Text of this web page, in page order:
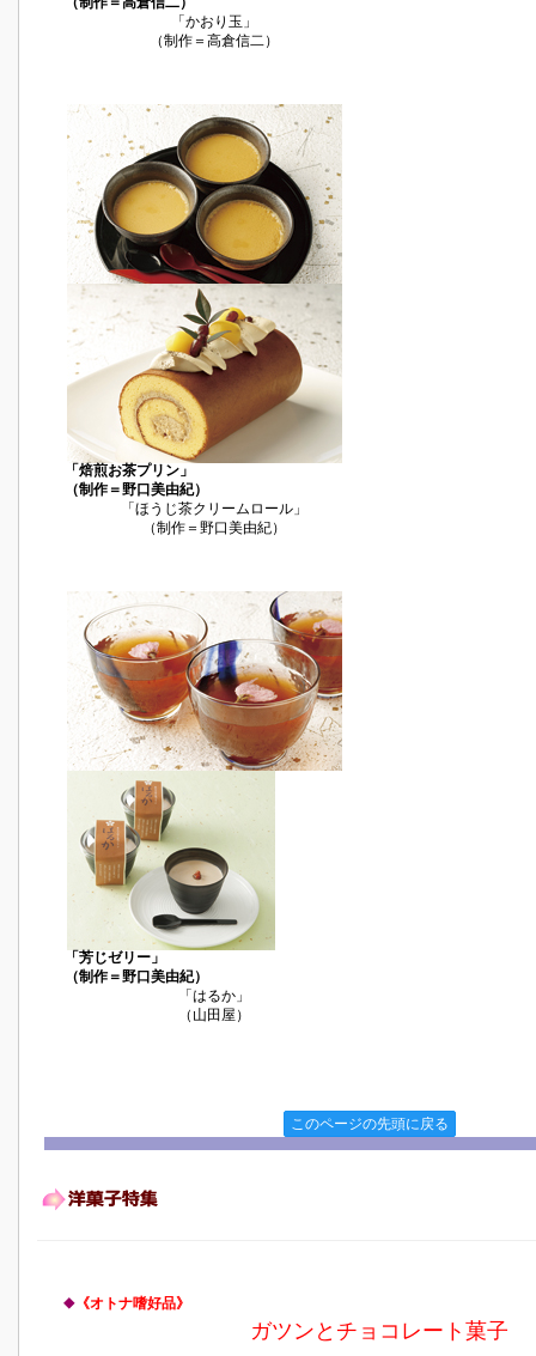
「かおり玉」
（制作＝高倉信二）
「焙煎お茶プリン」
（制作＝野口美由紀）
「ほうじ茶クリームロール」
（制作＝野口美由紀）
「芳じゼリー」
（制作＝野口美由紀）
「はるか」
（山田屋）
このページの先頭に戻る
◆ 《オトナ嗜好品》
ガツンとチョコレート菓子